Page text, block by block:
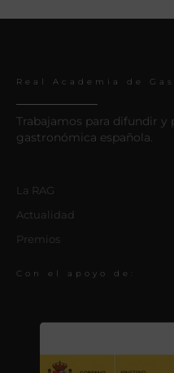
Real Academia de
Trabajamos para difundir
gastronómica española.
La RAG
Actualidad
Premios
Con el apoyo de: